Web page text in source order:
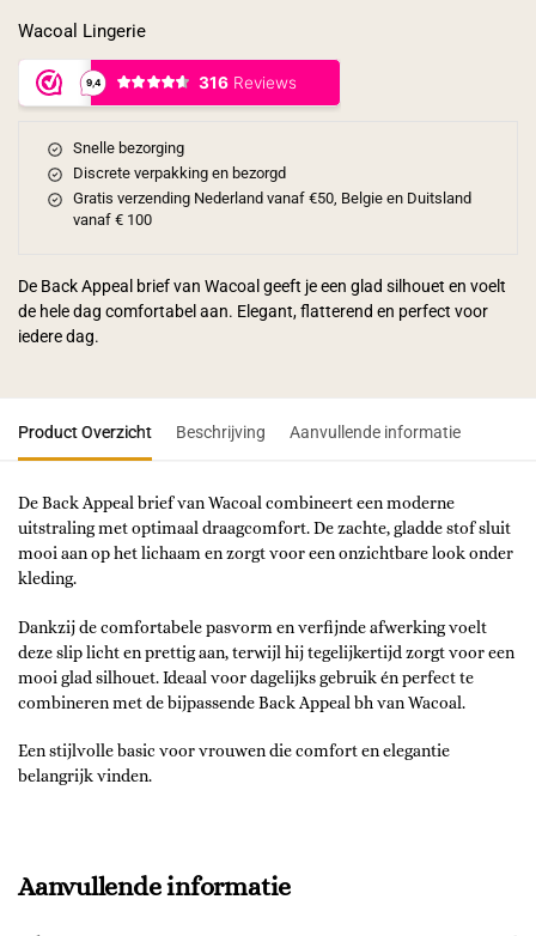
Wacoal Lingerie
Snelle bezorging
Discrete verpakking en bezorgd
Gratis verzending Nederland vanaf €50, Belgie en Duitsland
vanaf € 100
De Back Appeal brief van Wacoal geeft je een glad silhouet en voelt
de hele dag comfortabel aan. Elegant, flatterend en perfect voor
iedere dag.
Product Overzicht Beschrijving Aanvullende informatie
De Back Appeal brief van Wacoal combineert een moderne
uitstraling met optimaal draagcomfort. De zachte, gladde stof sluit
mooi aan op het lichaam en zorgt voor een onzichtbare look onder
kleding.
Dankzij de comfortabele pasvorm en verfijnde afwerking voelt
deze slip licht en prettig aan, terwijl hij tegelijkertijd zorgt voor een
mooi glad silhouet. Ideaal voor dagelijks gebruik én perfect te
combineren met de bijpassende Back Appeal bh van Wacoal.
Een stijlvolle basic voor vrouwen die comfort en elegantie
belangrijk vinden.
Aanvullende informatie